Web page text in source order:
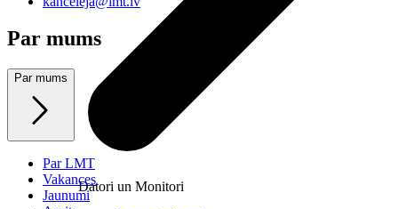
Datori un Monitori
Par mums
Par mums
Par LMT
Vakances
Jaunumi